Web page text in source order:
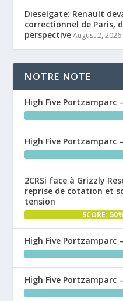
Dieselgate: Renault
correctionnel de Paris,
perspective August 2, 2026
NOTRE NOTE
High Five Portzamparc
High Five Portzamparc
2CRSi face à Grizzly
reprise de cotation et
tension
SCORE:
High Five Portzamparc
High Five Portzamparc